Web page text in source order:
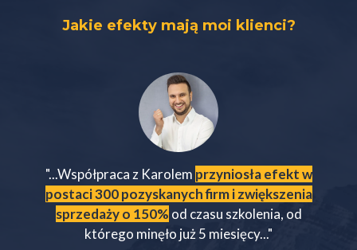
Jakie efekty mają moi klienci?
"...Współpraca z Karolem przyniosła efekt w
postaci 300 pozyskanych firm i zwiększenia
sprzedaży o 150% od czasu szkolenia, od
którego minęło już 5 miesięcy..."